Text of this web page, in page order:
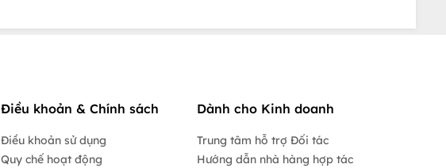
Điều khoản & Chính sách
Điều khoản sử dụng
Quy chế hoạt động
Dành cho Kinh doanh
Trung tâm hỗ trợ Đối tác
Hướng dẫn nhà hàng hợp tác